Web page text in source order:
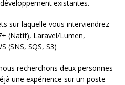
existantes.
sur laquelle vous interviendrez
(Natif), Laravel/Lumen,
(SNS, SQS, S3)
recherchons deux personnes
une expérience sur un poste